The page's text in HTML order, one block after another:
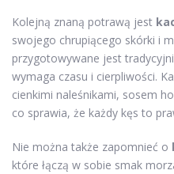
Kolejną znaną potrawą jest
swojego chrupiącego skórki i
przygotowywane jest
wymaga czasu i cierpliwości.
cienkimi naleśnikami, sosem
co sprawia, że każdy kęs to
Nie można także zapomnieć o
które łączą w sobie smak